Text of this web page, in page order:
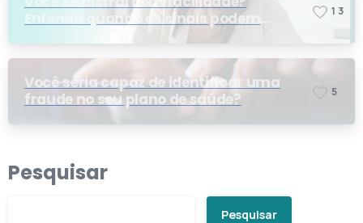
Entenda quando os sinais podem
1 3
Você seria capaz de identificar uma
fraude no seu plano de saúde?
5
Pesquisar
Pesquisar